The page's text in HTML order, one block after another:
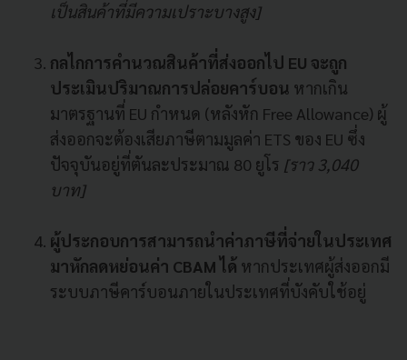
เป็นสินค้าที่มีความเปราะบางสูง]
กลไกการคำนวณสินค้าที่ส่งออกไป EU จะถูก
ประเมินปริมาณการปล่อยคาร์บอน หากเกิน
มาตรฐานที่ EU กำหนด (หลังหัก Free Allowance) ผู้
ส่งออกจะต้องเสียภาษีตามมูลค่า ETS ของ EU ซึ่ง
ปัจจุบันอยู่ที่ตันละประมาณ 80 ยูโร [ราว 3,040
บาท]
ผู้ประกอบการสามารถนำค่าภาษีที่จ่ายในประเทศ
มาหักลดหย่อนค่า CBAM ได้ หากประเทศผู้ส่งออกมี
ระบบภาษีคาร์บอนภายในประเทศที่บังคับใช้อยู่